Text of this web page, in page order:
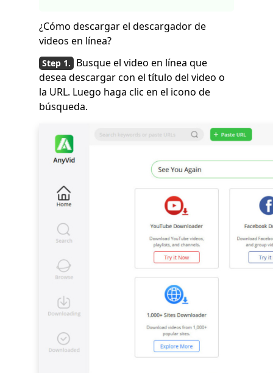
¿Cómo descargar el descargador de
videos en línea?
Busque el video en línea que
desea descargar con el título del video o
la URL. Luego haga clic en el icono de
búsqueda.